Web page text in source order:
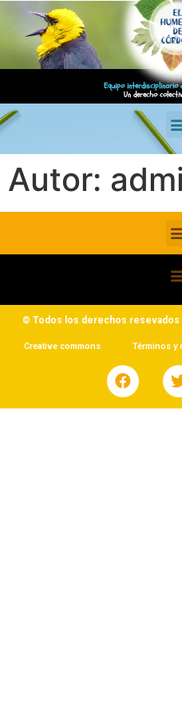
Equipo interdisciplinario
Un derecho
Autor:
© Todos los derechos resevados
Creative commons Términos y